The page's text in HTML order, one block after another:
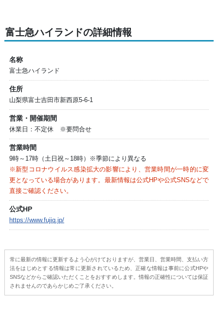
富士急ハイランドの詳細情報
名称
富士急ハイランド
住所
山梨県富士吉田市新西原5-6-1
営業・開催期間
休業日：不定休 ※要問合せ
営業時間
9時～17時（土日祝～18時）※季節により異なる
※新型コロナウイルス感染拡大の影響により、営業時間が一時的に変
更となっている場合があります。最新情報は公式HPや公式SNSなどで
直接ご確認ください。
公式HP
https://www.fujiq.jp/
常に最新の情報に更新するよう心がけておりますが、営業日、営業時間、支払い方
法をはじめとする情報は常に更新されているため、正確な情報は事前に公式HPや
SNSなどからご確認いただくことをおすすめします。情報の正確性については保証
されませんのであらかじめご了承ください。